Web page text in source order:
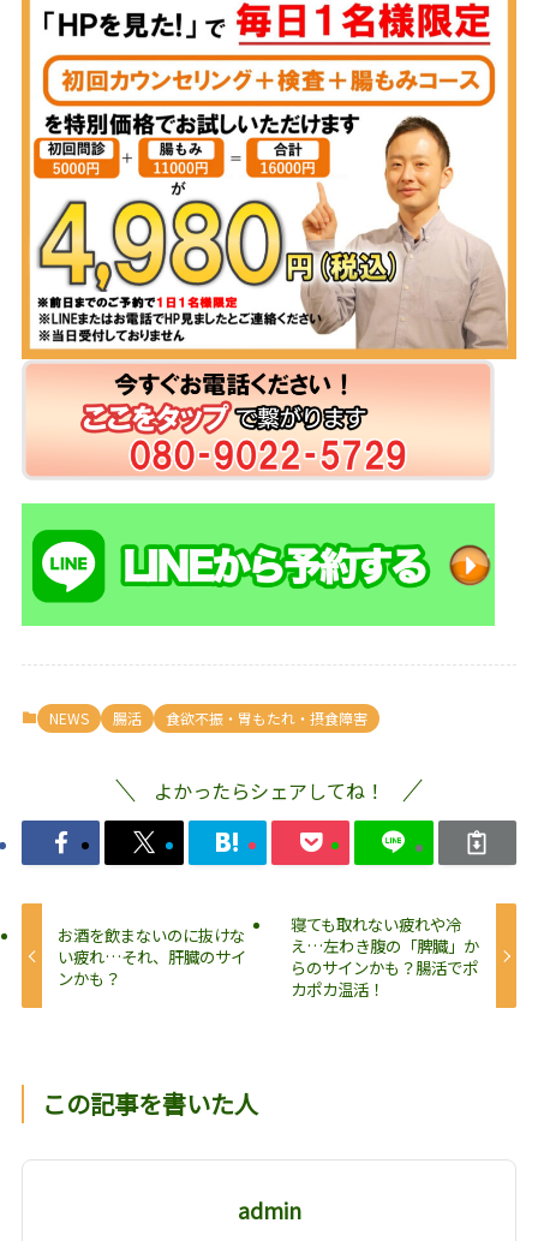
NEWS 腸活 食欲不振・胃もたれ・摂食障害
よかったらシェアしてね！
お酒を飲まないのに抜けな
い疲れ…それ、肝臓のサイ
ンかも？
寝ても取れない疲れや冷
え…左わき腹の「脾臓」か
らのサインかも？腸活でポ
カポカ温活！
この記事を書いた人
admin